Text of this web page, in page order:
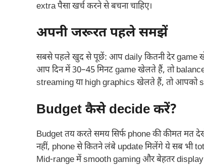
extra पैसा खर्च करने से बचना चाहिए।
अपनी जरूरत पहले समझें
सबसे पहले खुद से पूछें: आप daily कितनी देर game
आप दिन में 30–45 मिनट game खेलते हैं, तो
streaming या high graphics खेलते हैं, तो आपको
Budget कैसे decide करें?
Budget तय करते समय सिर्फ phone की कीमत मत
नहीं, phone से कितने लंबे update मिलेंगे ये सब भी
Mid-range में smooth gaming और बेहतर